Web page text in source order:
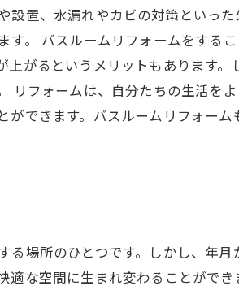
置、水漏れやカビの対策といっ
。 バスルームリフォームをする
がるというメリットもあります
リフォームは、自分たちの生活を
ができます。バスルームリフォー
場所のひとつです。しかし、年
な空間に生まれ変わることがで